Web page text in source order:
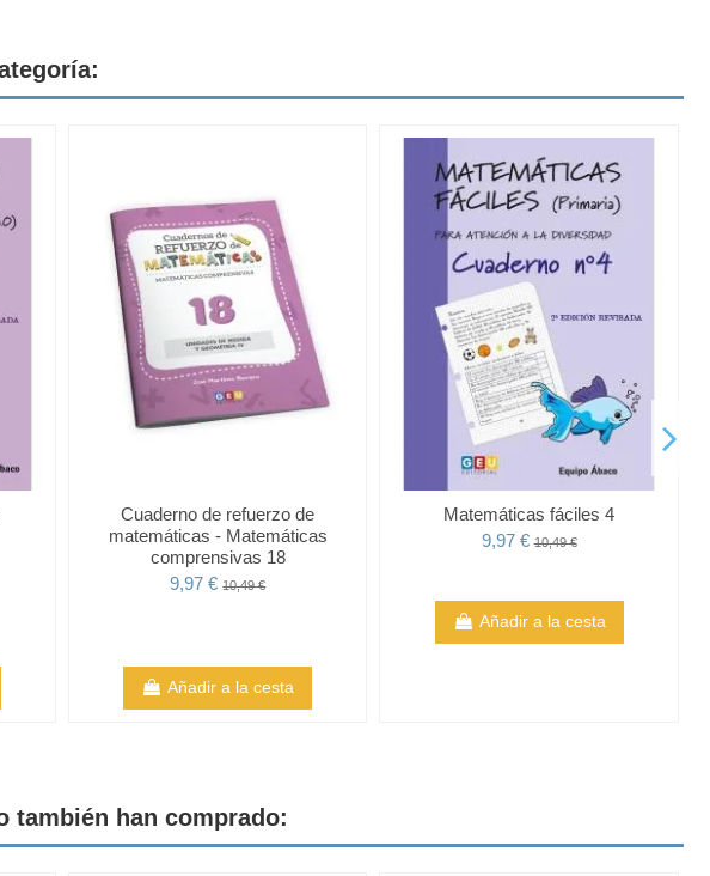
Cuaderno de refuerzo de
matemáticas - Matemáticas
comprensivas 18
9,97 €10,49 €
Añadir a la cesta
Matemáticas fáciles 4
9,97 €10,49 €
Añadir a la cesta
también han comprado: